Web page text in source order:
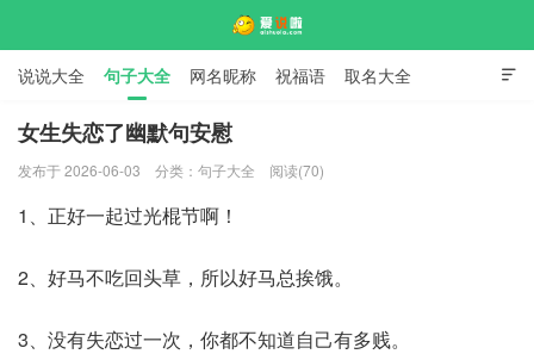

说说大全 句子大全 网名昵称 祝福语 取名大全
标语口号 签名大全
女生失恋了幽默句安慰
发布于 2026-06-03 分类： 句子大全 阅读(70)
1、正好一起过光棍节啊！
2、好马不吃回头草，所以好马总挨饿。
3、没有失恋过一次，你都不知道自己有多贱。